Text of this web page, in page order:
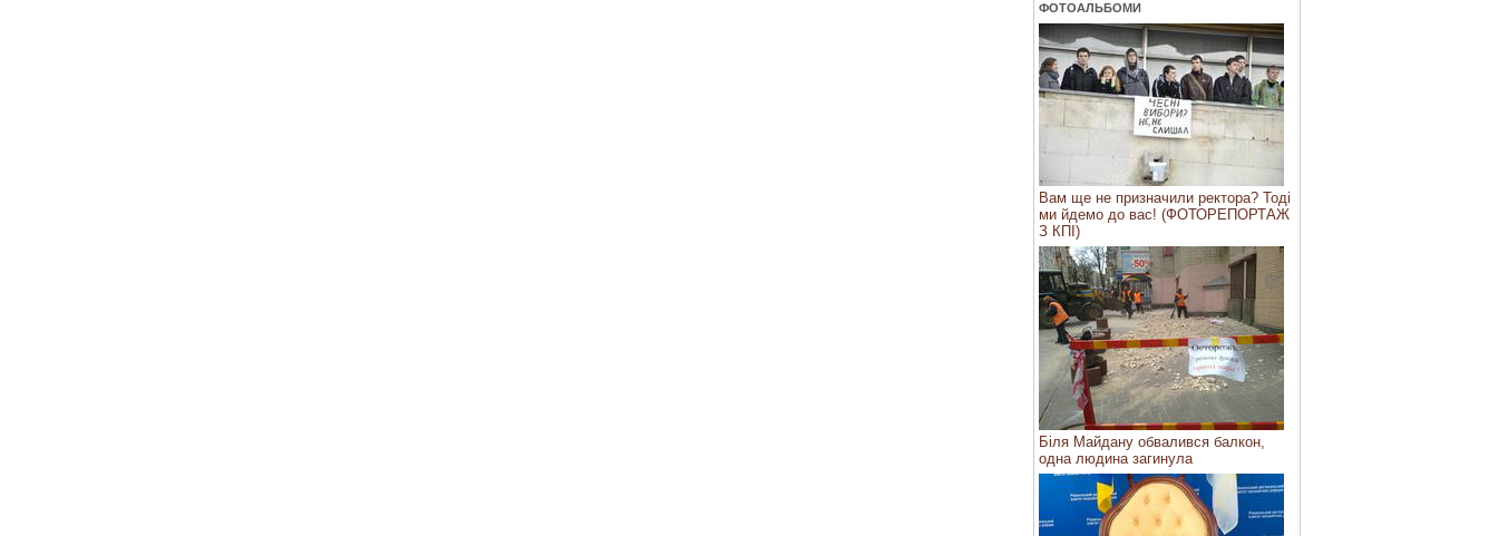
ФОТОАЛЬБОМИ
Вам ще не призначили ректора? Тоді
ми йдемо до вас! (ФОТОРЕПОРТАЖ
З КПІ)
Біля Майдану обвалився балкон,
одна людина загинула